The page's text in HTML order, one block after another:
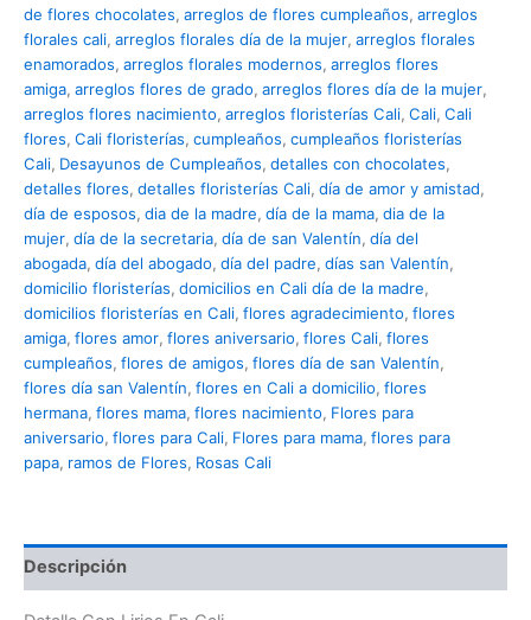
de flores chocolates, arreglos de flores cumpleaños, arreglos
florales cali, arreglos florales día de la mujer, arreglos florales
enamorados, arreglos florales modernos, arreglos flores
amiga, arreglos flores de grado, arreglos flores día de la mujer,
arreglos flores nacimiento, arreglos floristerías Cali, Cali, Cali
flores, Cali floristerías, cumpleaños, cumpleaños floristerías
Cali, Desayunos de Cumpleaños, detalles con chocolates,
detalles flores, detalles floristerías Cali, día de amor y amistad,
día de esposos, dia de la madre, día de la mama, dia de la
mujer, día de la secretaria, día de san Valentín, día del
abogada, día del abogado, día del padre, días san Valentín,
domicilio floristerías, domicilios en Cali día de la madre,
domicilios floristerías en Cali, flores agradecimiento, flores
amiga, flores amor, flores aniversario, flores Cali, flores
cumpleaños, flores de amigos, flores día de san Valentín,
flores día san Valentín, flores en Cali a domicilio, flores
hermana, flores mama, flores nacimiento, Flores para
aniversario, flores para Cali, Flores para mama, flores para
papa, ramos de Flores, Rosas Cali
Descripción